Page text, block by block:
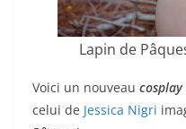
Lapin de
Voici un nouveau cosplay
celui de Jessica Nigri